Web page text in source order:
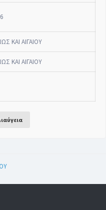
ΚΑΙ ΑΙΓΑΙΟΥ
ΚΑΙ ΑΙΓΑΙΟΥ